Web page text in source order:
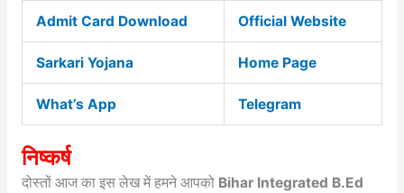
Admit Card Download Official Website
Sarkari Yojana Home Page
What’s App Telegram
निष्कर्ष
दोस्तों आज का इस लेख में हमने आपको Bihar Integrated B.Ed